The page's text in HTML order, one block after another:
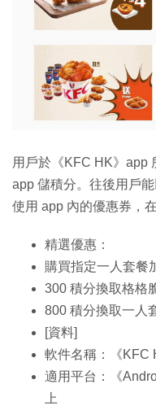
用戶於《KFC HK》app
app 儲積分。往後用戶
使用 app 內的優惠券，
精選優惠：
購買指定一人套餐
300 積分換取格格
800 積分換取一人
[資料]
軟件名稱：《KFC
適用平台：《
上